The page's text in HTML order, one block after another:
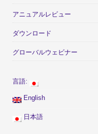
アニュアルレビュー
ダウンロード
グローバルウェビナー
言語:
English
日本語